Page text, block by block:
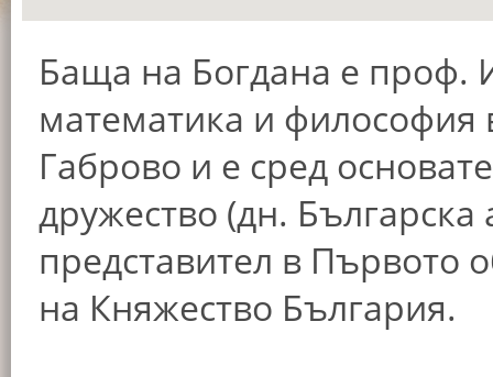
Баща на Богдана е проф.
математика и философия
Габрово и е сред
дружество (дн.
представител в Първото
на Княжество България.